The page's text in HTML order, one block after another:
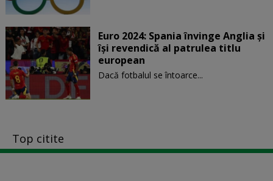
Euro 2024: Spania învinge Anglia și
își revendică al patrulea titlu
european
Dacă fotbalul se întoarce...
Top citite